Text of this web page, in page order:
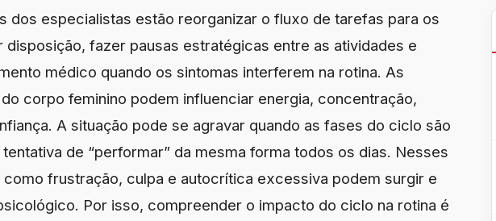
dos especialistas estão reorganizar o fluxo de tarefas para os
disposição, fazer pausas estratégicas entre as atividades e
médico quando os sintomas interferem na rotina. As
corpo feminino podem influenciar energia, concentração,
A situação pode se agravar quando as fases do ciclo são
de “performar” da mesma forma todos os dias. Nesses
frustração, culpa e autocrítica excessiva podem surgir e
Por isso, compreender o impacto do ciclo na rotina é